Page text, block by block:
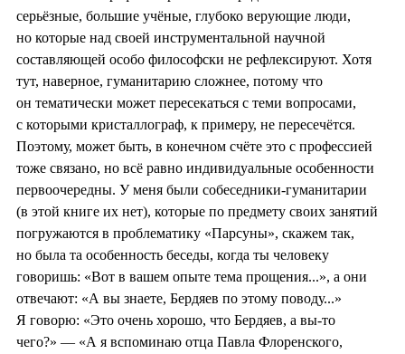
серьёзные, большие учёные, глубоко верующие люди,
но которые над своей инструментальной научной
составляющей особо философски не рефлексируют. Хотя
тут, наверное, гуманитарию сложнее, потому что
он тематически может пересекаться с теми вопросами,
с которыми кристаллограф, к примеру, не пересечётся.
Поэтому, может быть, в конечном счёте это с профессией
тоже связано, но всё равно индивидуальные особенности
первоочередны. У меня были собеседники-гуманитарии
(в этой книге их нет), которые по предмету своих занятий
погружаются в проблематику «Парсуны», скажем так,
но была та особенность беседы, когда ты человеку
говоришь: «Вот в вашем опыте тема прощения...», а они
отвечают: «А вы знаете, Бердяев по этому поводу...»
Я говорю: «Это очень хорошо, что Бердяев, а вы-то
чего?» — «А я вспоминаю отца Павла Флоренского,